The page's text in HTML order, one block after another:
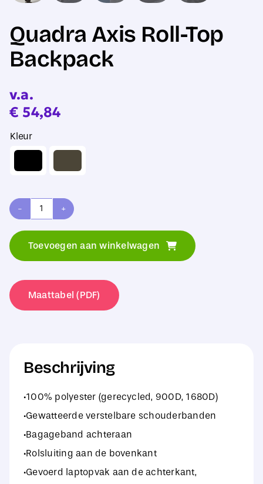
Quadra Axis Roll-Top
Backpack
v.a.
€ 54,84
Kleur
Quadra
Roll-
Backpack
aantal
Toevoegen aan winkelwagen
Maattabel (PDF)
Beschrijving
·100% polyester (gerecycled, 900D, 1680D)
·Gewatteerde verstelbare schouderbanden
·Bagageband achteraan
·Rolsluiting aan de bovenkant
·Gevoerd laptopvak aan de achterkant,